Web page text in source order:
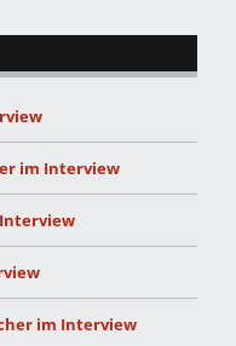
im Interview
im Interview